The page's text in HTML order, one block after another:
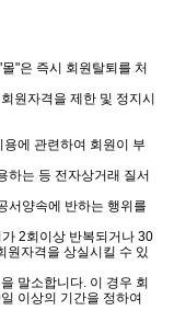
"은 즉시 회원탈퇴를 처
원자격을 제한 및 정지시
에 관련하여 회원이 부
하는 등 전자상거래 질서
서양속에 반하는 행위를
2회이상 반복되거나 30
원자격을 상실시킬 수 있
말소합니다. 이 경우 회
이상의 기간을 정하여